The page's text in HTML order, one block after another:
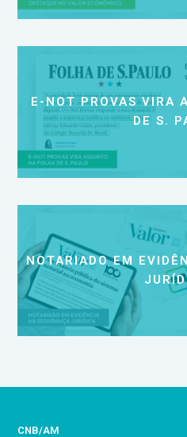
E-NOT PROVAS VIRA
DE S.
NOTARIADO EM
CNB/AM